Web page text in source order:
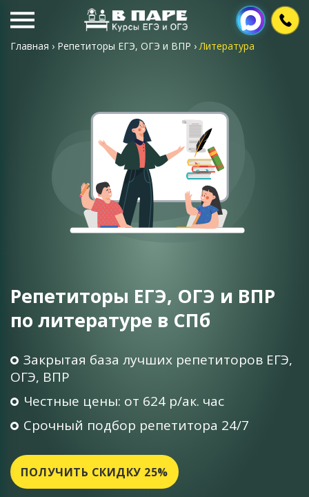
Главная › Репетиторы ЕГЭ, ОГЭ и ВПР ›Литература
Репетиторы ЕГЭ, ОГЭ и ВПР
по литературе в СПб
Закрытая база лучших репетиторов ЕГЭ,
ОГЭ, ВПР
Честные цены: от 624 р/ак. час
Срочный подбор репетитора 24/7
ПОЛУЧИТЬ СКИДКУ 25%